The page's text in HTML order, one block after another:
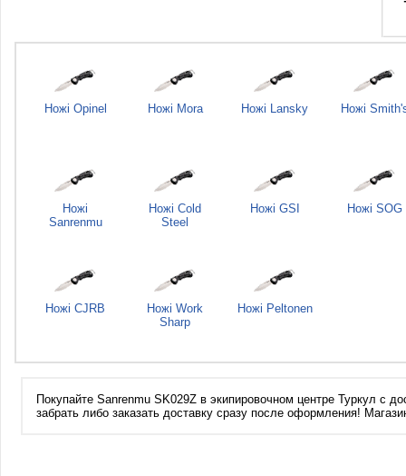
Ножі Opinel Ножі Mora Ножі Lansky Ножі
Ножі
Sanrenmu
Ножі Cold
Steel
Ножі GSI Ножі SOG
Ножі CJRB
Ножі Work
Sharp
Ножі Peltonen
Покупайте Sanrenmu SK029Z в экипировочном центре Туркул с
забрать либо заказать доставку сразу после оформления!